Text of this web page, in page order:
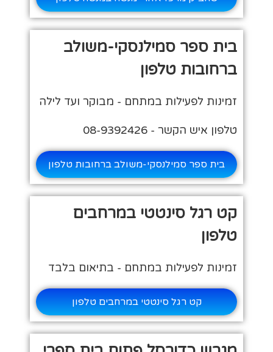
בית ספר סמילנסקי-משולב
ברחובות טלפון
זמינות לפעילות במתחם - מבוקר ועד לילה
טלפון איש הקשר - 08-9392426
בית ספר סמילנסקי-משולב ברחובות טלפון
קט רגל סינטטי במרחבים
טלפון
זמינות לפעילות במתחם - בתיאום בלבד
קט רגל סינטטי במרחבים טלפון